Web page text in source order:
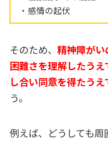
・感情の起伏
そのため、精神障がい
困難さを理解したう
し合い同意を得たうえ
う。
例えば、どうしても周